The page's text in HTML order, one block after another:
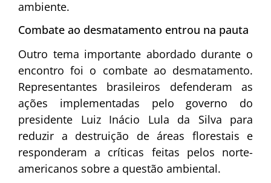
ambiente.
Combate ao desmatamento entrou na pauta
Outro tema importante abordado durante o
encontro foi o combate ao desmatamento.
Representantes brasileiros defenderam as
ações implementadas pelo governo do
presidente Luiz Inácio Lula da Silva para
reduzir a destruição de áreas florestais e
responderam a críticas feitas pelos norte-
americanos sobre a questão ambiental.